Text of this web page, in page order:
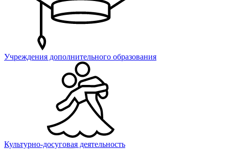
Учреждения дополнительного образования
Культурно-досуговая деятельность